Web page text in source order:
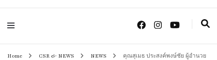
Sisterly Group
Thailand
Home CSR & NEWS NEWS
คุณสุเมธ ประสงค์พงษ์ชัย ผู้อำนวย